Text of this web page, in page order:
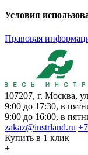
Условия
Правовая
107207, г. Москва,
9:00 до 17:30, в
9:00 до 16:00, в
zakaz@instrland.ru
Купить в 1 клик
+